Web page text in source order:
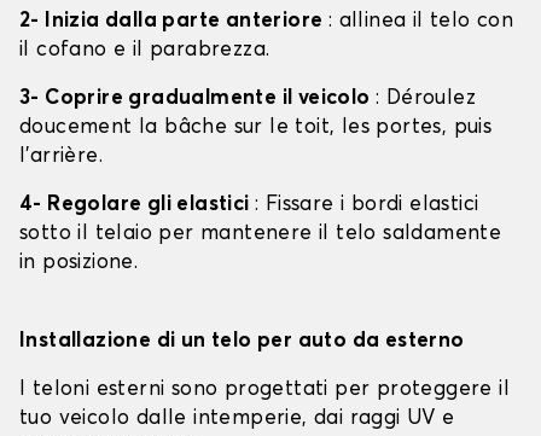
2- Inizia dalla parte anteriore : allinea il telo con
il cofano e il parabrezza.
3- Coprire gradualmente il veicolo : Déroulez
doucement la bâche sur le toit, les portes, puis
l'arrière.
4- Regolare gli elastici : Fissare i bordi elastici
sotto il telaio per mantenere il telo saldamente
in posizione.
Installazione di un telo per auto da esterno
I teloni esterni sono progettati per proteggere il
tuo veicolo dalle intemperie, dai raggi UV e